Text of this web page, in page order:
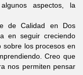
aspectos, la
de Calidad en Dos
en seguir creciendo
sobre los procesos en
Creo que
nos permiten pensar